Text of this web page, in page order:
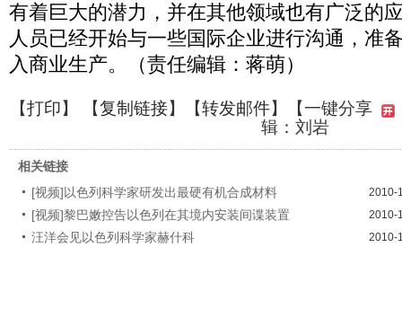
有着巨大的潜力，并在其他领域也有广泛的
人员已经开始与一些国际企业进行沟通，准
入商业生产。（责任编辑：蒋萌）
【打印】 【复制链接】【转发邮件】
【一键分享
辑：刘岩
相关链接
[视频]以色列科学家研发出最硬有机合成材料
2010-
[视频]黎巴嫩控告以色列在其境内安装间谍装置 2010-
汪洋会见以色列科学家赫什科 2010-